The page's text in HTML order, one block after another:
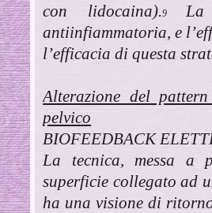
con lidocaina).9
antiinfiammatoria, e
l’efficacia di questa
Alterazione del
pelvico
BIOFEEDBACK
La tecnica, messa a
superficie collegato ad
ha una visione di